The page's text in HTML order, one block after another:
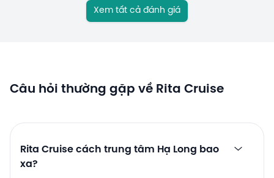
Xem tất cả đánh giá
Câu hỏi thường gặp về Rita Cruise
Rita Cruise cách trung tâm Hạ Long bao
xa?